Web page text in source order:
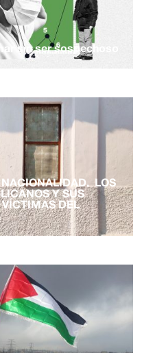
sin ser sospechoso
NACIONALIDAD. LOS
Y SUS
DEL